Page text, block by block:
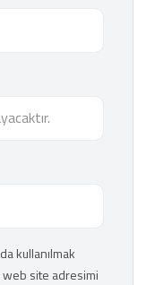
kullanılmak
web site adresimi